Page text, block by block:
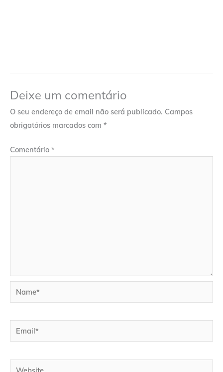
Deixe um comentário
O seu endereço de email não será publicado. Campos
obrigatórios marcados com *
Comentário *
Name*
Email*
Website